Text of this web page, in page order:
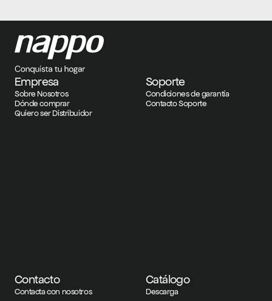
Empresa
Sobre Nosotros
Dónde comprar
Quiero ser Distribuidor
Soporte
Condiciones de garantía
Contacto Soporte
Contacto
Contacta con nosotros
Catálogo
Descarga